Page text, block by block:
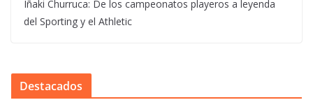
Iñaki Churruca: De los campeonatos playeros a leyenda
del Sporting y el Athletic
Destacados